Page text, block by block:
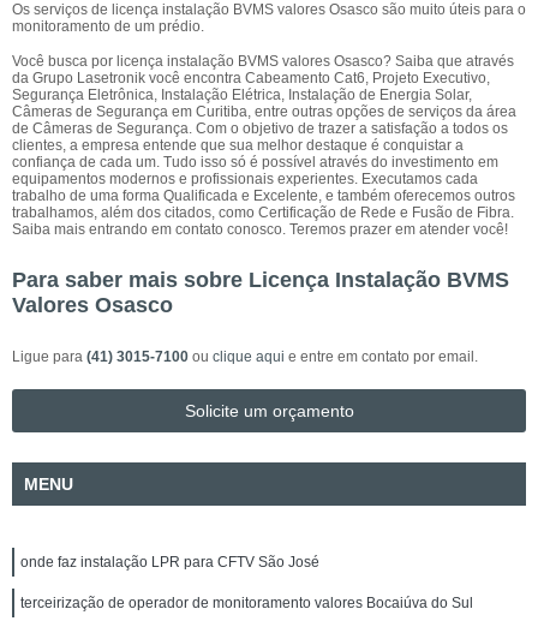
Os serviços de licença instalação BVMS valores Osasco são muito úteis para o
monitoramento de um prédio.
Você busca por licença instalação BVMS valores Osasco? Saiba que através
da Grupo Lasetronik você encontra Cabeamento Cat6, Projeto Executivo,
Segurança Eletrônica, Instalação Elétrica, Instalação de Energia Solar,
Câmeras de Segurança em Curitiba, entre outras opções de serviços da área
de Câmeras de Segurança. Com o objetivo de trazer a satisfação a todos os
clientes, a empresa entende que sua melhor destaque é conquistar a
confiança de cada um. Tudo isso só é possível através do investimento em
equipamentos modernos e profissionais experientes. Executamos cada
trabalho de uma forma Qualificada e Excelente, e também oferecemos outros
trabalhamos, além dos citados, como Certificação de Rede e Fusão de Fibra.
Saiba mais entrando em contato conosco. Teremos prazer em atender você!
Para saber mais sobre Licença Instalação BVMS
Valores Osasco
Ligue para (41) 3015-7100 ou clique aqui e entre em contato por email.
Solicite um orçamento
MENU
onde faz instalação LPR para CFTV São José
terceirização de operador de monitoramento valores Bocaiúva do Sul